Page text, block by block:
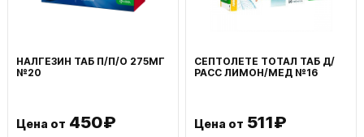
ВОЛЬТАРЕН ЭМУЛЬГЕЛЬ
НАРУЖ 2% 100Г
Цена от1 195₽
ФЕНИСТИЛ ГЕЛЬ НАРУЖ
0,1% 50Г
Цена от804₽